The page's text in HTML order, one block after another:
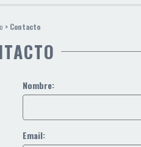
> Contacto
Nombre:
Email: